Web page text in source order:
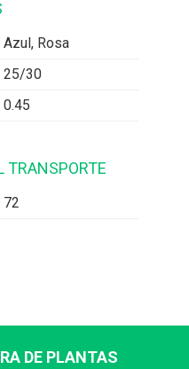
Azul, Rosa
25/30
0.45
TRANSPORTE
72
DE PLANTAS